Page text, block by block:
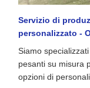
Servizio di
personalizzato -
Siamo
pesanti su misura
opzioni di